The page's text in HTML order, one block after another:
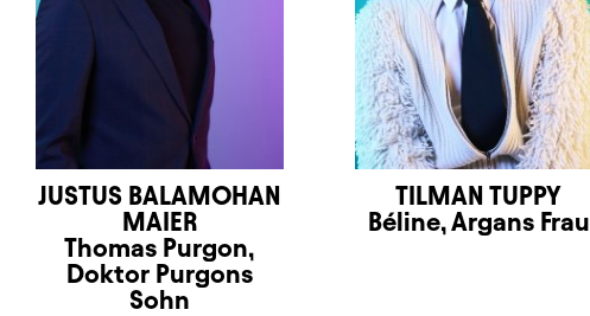
JUSTUS BALAMOHAN
MAIER
Thomas Purgon,
Doktor Purgons
Sohn
TILMAN TUPPY
Béline, Argans Frau